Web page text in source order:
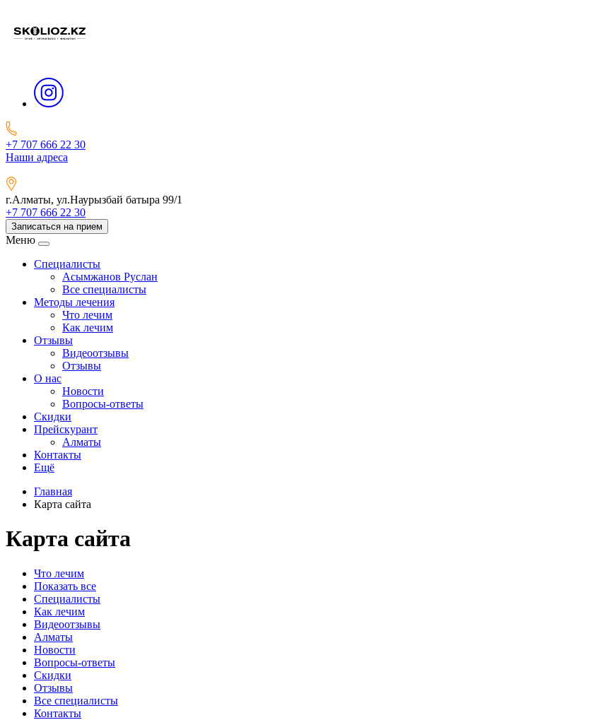
+7 707 666 22 30
Наши адреса
г.Алматы, ул.Наурызбай батыра 99/1
+7 707 666 22 30
Записаться на прием
Меню
Специалисты
Асымжанов Руслан
Все специалисты
Методы лечения
Что лечим
Как лечим
Отзывы
Видеоотзывы
Отзывы
О нас
Новости
Вопросы-ответы
Скидки
Прейскурант
Алматы
Контакты
Ещё
Главная
Карта сайта
Карта сайта
Что лечим
Показать все
Специалисты
Как лечим
Видеоотзывы
Алматы
Новости
Вопросы-ответы
Скидки
Отзывы
Все специалисты
Контакты